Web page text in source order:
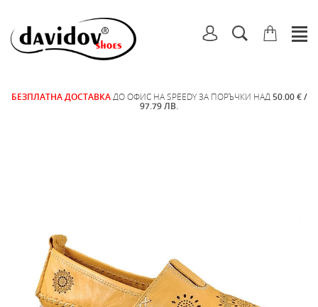
БЕЗПЛАТНА ДОСТАВКА ДО ОФИС НА SPEEDY ЗА ПОРЪЧКИ НАД 50.00 € /
97.79 ЛВ.